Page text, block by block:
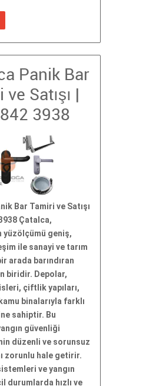
Panik Bar
Satışı |
3938
Bar Tamiri ve Satışı
Çatalca,
yüzölçümü geniş,
ile sanayi ve tarım
arada barındıran
biridir. Depolar,
çiftlik yapıları,
binalarıyla farklı
sahiptir. Bu
güvenliği
düzenli ve sorunsuz
zorunlu hale getirir.
ve yangın
durumlarda hızlı ve